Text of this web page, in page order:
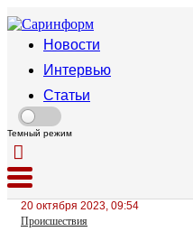
Новости
Интервью
Статьи
Темный режим
20 октября 2023, 09:54
Происшествия